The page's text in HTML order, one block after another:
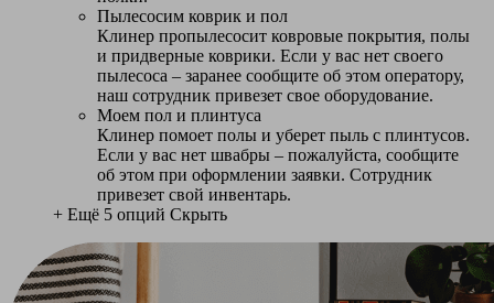
Пылесосим коврик и пол
Клинер пропылесосит ковровые покрытия, полы
и придверные коврики. Если у вас нет своего
пылесоса – заранее сообщите об этом оператору,
наш сотрудник привезет свое оборудование.
Моем пол и плинтуса
Клинер помоет полы и уберет пыль с плинтусов.
Если у вас нет швабры – пожалуйста, сообщите
об этом при оформлении заявки. Сотрудник
привезет свой инвентарь.
+ Ещё 5 опций Скрыть